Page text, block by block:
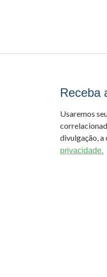
Receba
Usaremos
divulgação, a
privacidade.